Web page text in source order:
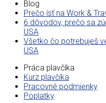
Blog
Prečo ísť na Work &
6 dôvodov, prečo sa
USA
Všetko čo potrebuješ
USA
Práca plavčíka
Kurz plavčíka
Pracovné podmienky
Poplatky